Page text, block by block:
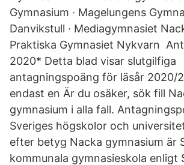
Gymnasium · Magelungens
Danvikstull · Mediagymnasiet
Praktiska Gymnasiet Nykvarn
2020* Detta blad visar slutgilfiga
antagningspoäng för läsår 2020/
endast en Är du osäker, sök fill
gymnasium i alla fall.
Sveriges högskolor och
efter betyg Nacka gymnasium är
kommunala gymnasieskola enligt